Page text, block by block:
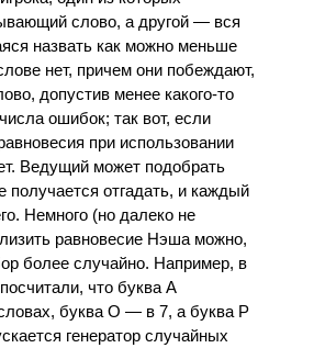
слово, а другой — вся
назвать как можно меньше
нет, причем они побеждают,
допустив менее какого-то
ошибок; так вот, если
при использовании
Ведущий может подобрать
получается отгадать, и каждый
Немного (но далеко не
равновесие Нэша можно,
более случайно. Например, в
что буква А
буква О — в 7, а буква Р
генератор случайных